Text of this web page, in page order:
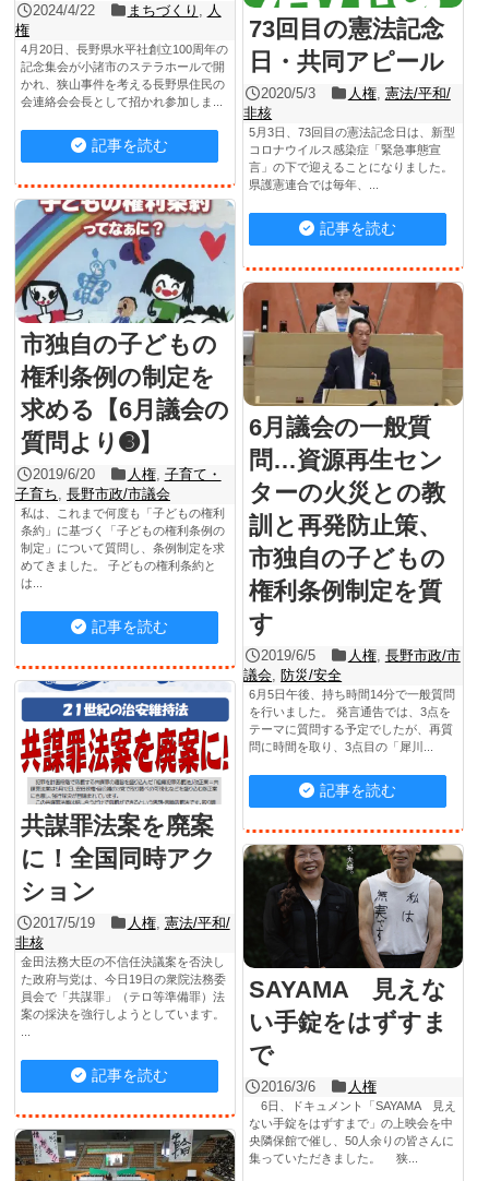
2024/4/22 まちづくり
人
権
4月20日、長野県水平社創立100周年の
記念集会が小諸市のステラホールで開
かれ、狭山事件を考える長野県住民の
会連絡会会長として招かれ参加しま...
記事を読む
73回目の憲法記念
日・共同アピール
2020/5/3 人権, 憲法/平和/
非核
5月3日、73回目の憲法記念日は、新型
コロナウイルス感染症「緊急事態宣
言」の下で迎えることになりました。
県護憲連合では毎年、...
記事を読む
市独自の子どもの
権利条例の制定を
求める【6月議会の
質問より➌】
2019/6/20 人権, 子育て・
子育ち 長野市政/市議会
私は、これまで何度も「子どもの権利
条約」に基づく「子どもの権利条例の
制定」について質問し、条例制定を求
めてきました。 子どもの権利条約と
は...
記事を読む
6月議会の一般質
問…資源再生セン
ターの火災との教
訓と再発防止策、
市独自の子どもの
権利条例制定を質
す
2019/6/5 人権, 長野市政/市
議会 防災/安全
6月5日午後、持ち時間14分で一般質問
を行いました。 発言通告では、3点を
テーマに質問する予定でしたが、再質
問に時間を取り、3点目の「犀川...
記事を読む
共謀罪法案を廃案
に！全国同時アク
ション
2017/5/19 人権, 憲法/平和/
非核
金田法務大臣の不信任決議案を否決し
た政府与党は、今日19日の衆院法務委
員会で「共謀罪」（テロ等準備罪）法
案の採決を強行しようとしています。
記事を読む
SAYAMA 見えな
い手錠をはずすま
で
2016/3/6 人権
6日、ドキュメント「SAYAMA 見え
ない手錠をはずすまで」の上映会を中
央隣保館で催し、50人余りの皆さんに
集っていただきました。 狭...